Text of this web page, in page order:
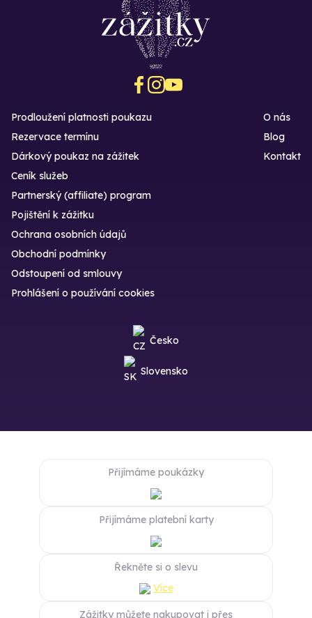
Prodloužení platnosti poukazu
Rezervace termínu
Dárkový poukaz na zážitek
O nás
Blog
Kontakt
Ceník služeb
Partnerský (affiliate) program
Pojištění k zážitku
Ochrana osobních údajů
Obchodní podmínky
Odstoupení od smlouvy
Prohlášení o používání cookies
Česko
Slovensko
Přijímáme poukázky
Přijímáme platební karty
Řekněte si o slevu
Více
Zážitky můžete nakupovat i přes